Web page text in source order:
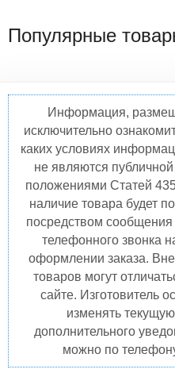
Популярные
Информация,
исключительно
каких условиях
не являются
положениями Статей
наличие товара будет
посредством сообщения
телефонного звонка
оформлении заказа.
товаров могут
сайте. Изготовитель
изменять
дополнительного
можно по